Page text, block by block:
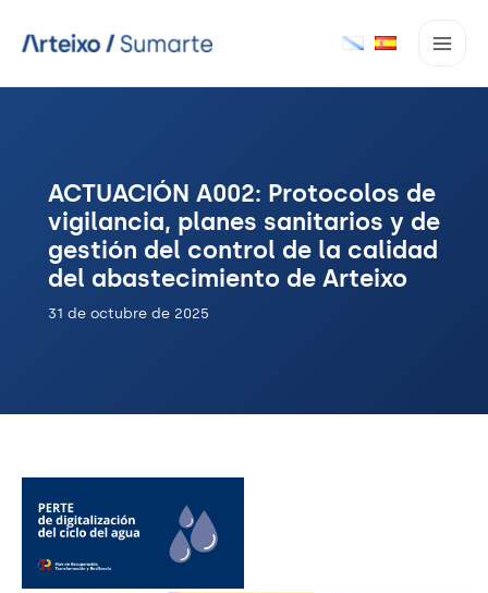
ACTUACIÓN A002: Protocolos de
vigilancia, planes sanitarios y de
gestión del control de la calidad
del abastecimiento de Arteixo
31 de octubre de 2025